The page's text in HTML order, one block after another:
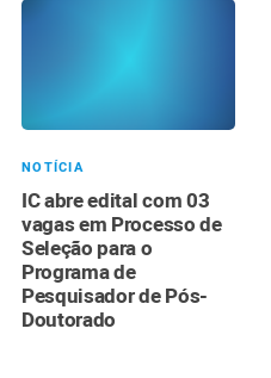
NOTÍCIA
IC abre edital com 03
vagas em Processo de
Seleção para o
Programa de
Pesquisador de Pós-
Doutorado